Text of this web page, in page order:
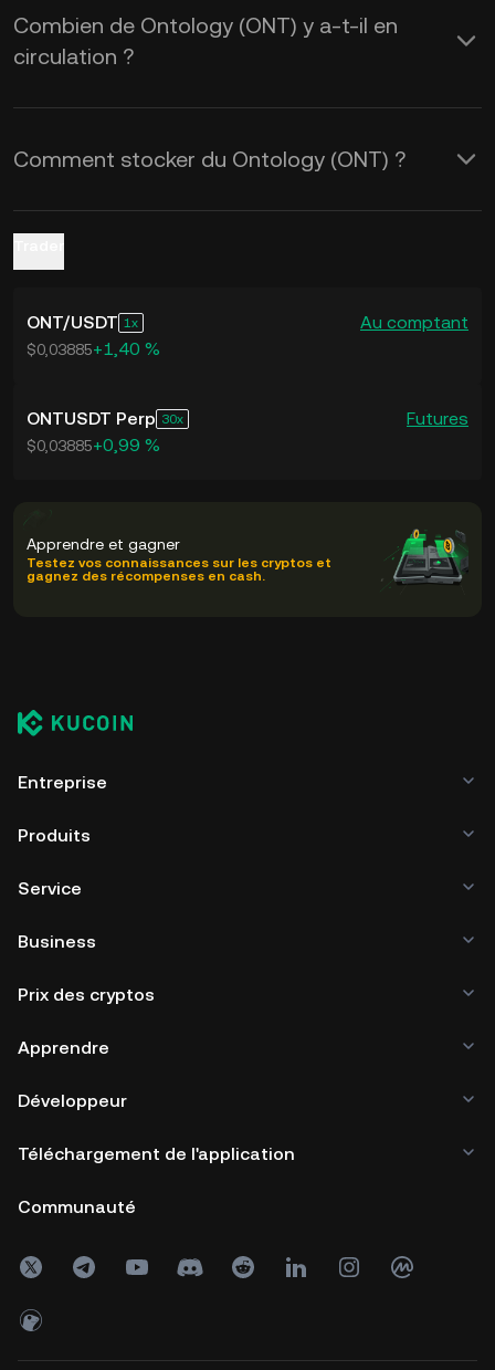
Combien de Ontology (ONT) y a-t-il en
circulation ?
Comment stocker du Ontology (ONT) ?
ONT/USDT 1 Au comptant
$0,03885+1,40 %
ONTUSDT Perp 30 Futures
$0,03885+0,99 %
Apprendre et gagner
Testez vos connaissances sur les cryptos et
gagnez des récompenses en cash.
Entreprise
Produits
Service
Business
Prix des cryptos
Apprendre
Développeur
Téléchargement de l'application
Communauté